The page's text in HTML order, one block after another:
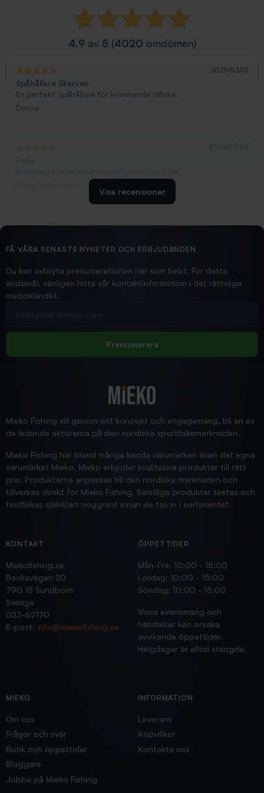
4.9 av 5 (4020 omdömen)
2026/03/13
Spåhållare Skarven
En perfekt spåhållare för kommande isfiske.
Danne
2026/02/19
Hittade exakt vad jag behövde. Snabb och bra...
Jensa
Visa recensioner
FÅ VÅRA SENASTE NYHETER OCH ERBJUDANDEN
Du kan avbryta prenumerationen när som helst. För detta
ändamål, vänligen hitta vår kontaktinformation i det rättsliga
meddelandet.
Prenumerera
Mieko Fishing vill genom sitt koncept och engagemang, bli en av
de ledande aktörerna på den nordiska sportfiskemarknaden.
Mieko Fishing har bland många kända varumärken även det egna
varumärket Mieko. Mieko erbjuder kvalitativa produkter till rätt
pris. Produkterna anpassas till den nordiska marknaden och
tillverkas direkt för Mieko Fishing. Samtliga produkter testas och
testfiskas självklart noggrant innan de tas in i sortimentet.
KONTAKT
Miekofishing.se
Backavägen 20
790 15 Sundborn
Sverige
023-62170
E-post: info@miekofishing.se
ÖPPETTIDER
Mån-Fre: 10:00 - 18:00
Lördag: 10:00 - 15:00
Söndag: 10:00 - 15:00
Vissa evenemang och
händelser kan orsaka
avvikande öppettider.
Helgdagar är alltid stängda.
MIEKO
Om oss
Frågor och svar
Butik och öppettider
Bloggare
Jobba på Mieko Fishing
INFORMATION
Leverans
Köpvillkor
Kontakta oss